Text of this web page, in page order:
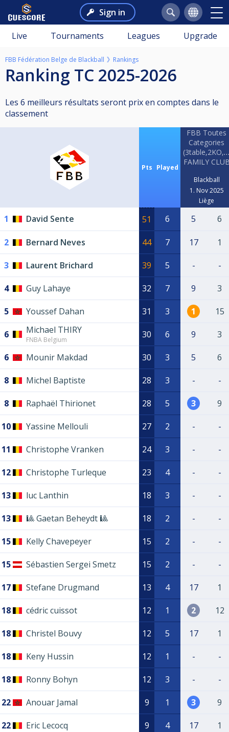
Sign in
Live Tournaments Leagues Upgrade
FBB Fédération Belge de Blackball Rankings
Ranking TC 2025-2026
Les 6 meilleurs résultats seront prix en comptes dans le
classement
Pts Played
FBB Toutes
Categories
FAMILY
Blackball
1. Nov 2025
Liège
1 David Sente 51 6 5 6
2 Bernard Neves 44 7 17 1
3 Laurent Brichard 39 5 - -
4 Guy Lahaye 32 7 9 3
5 Youssef Dahan 31 3 1 15
6 Michael THIRY
FNBA Belgium 30 6 9 3
6 Mounir Makdad 30 3 5 6
8 Michel Baptiste 28 3 - -
8 Raphaël Thirionet 28 5 3 9
10 Yassine Mellouli 27 2 - -
11 Christophe Vranken 24 3 - -
12 Christophe Turleque 23 4 - -
13 luc Lanthin 18 3 - -
13 🎱 Gaetan Beheydt 🎱 18 2 - -
15 Kelly Chavepeyer 15 2 - -
15 Sébastien Sergei Smetz 15 2 - -
17 Stefane Drugmand 13 4 17 1
18 cédric cuissot 12 1 2 12
18 Christel Bouvy 12 5 17 1
18 Keny Hussin 12 1 - -
18 Ronny Bohyn 12 3 - -
22 Anouar Jamal 9 1 3 9
22 Eric Lecocq 9 4 17 1